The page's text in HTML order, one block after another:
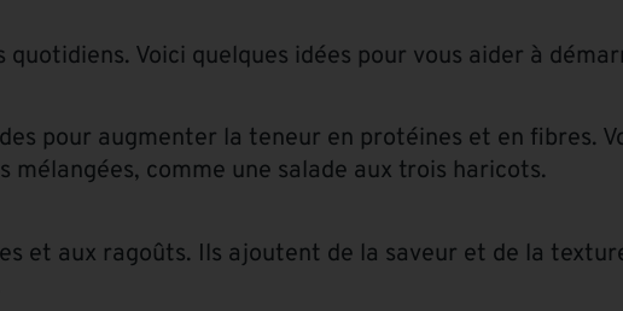
Voici quelques idées pour vous aider à
pour augmenter la teneur en protéines et en fibres.
comme une salade aux trois haricots.
et aux ragoûts. Ils ajoutent de la saveur et de la